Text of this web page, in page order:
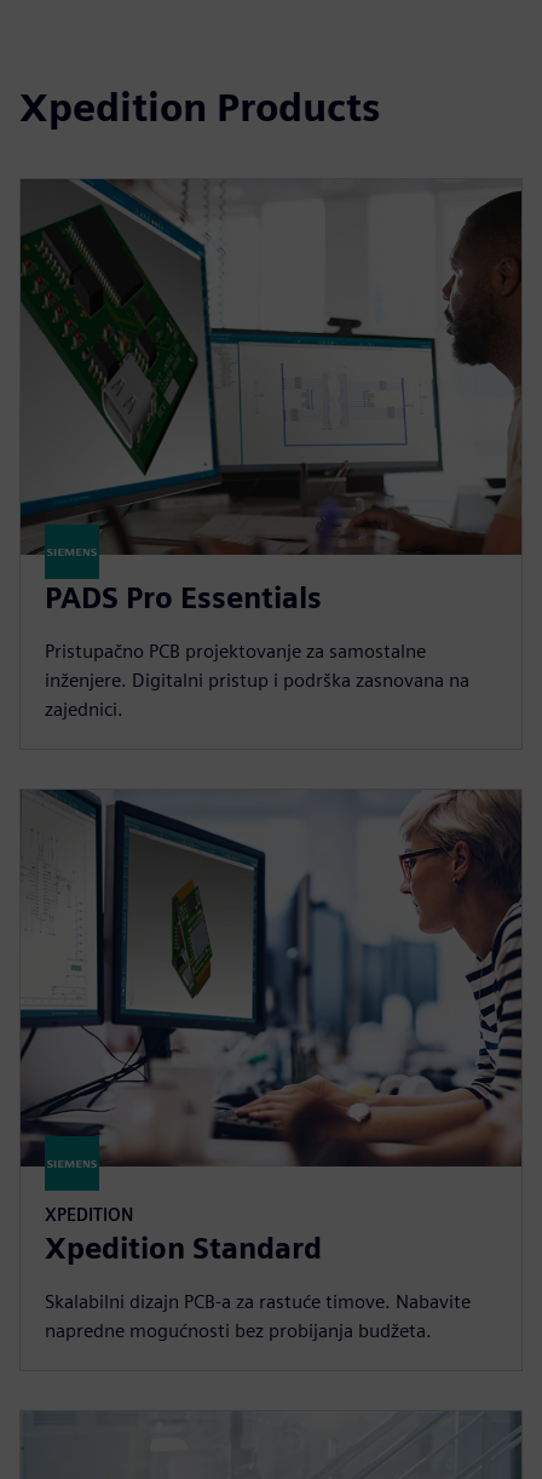
Xpedition Products
PADS Pro Essentials
Pristupačno PCB projektovanje za samostalne
inženjere. Digitalni pristup i podrška zasnovana na
zajednici.
XPEDITION
Xpedition Standard
Skalabilni dizajn PCB-a za rastuće timove. Nabavite
napredne mogućnosti bez probijanja budžeta.